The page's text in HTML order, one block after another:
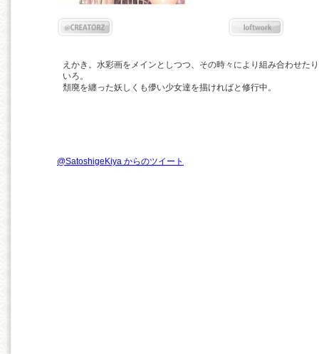
えかき。水彩画をメインとしつつ、その時々により組み合わせた
いろ。
頽廃を纏った妖しくも儚い少女達を描ければと修行中。
@SatoshigeKiya からのツイート